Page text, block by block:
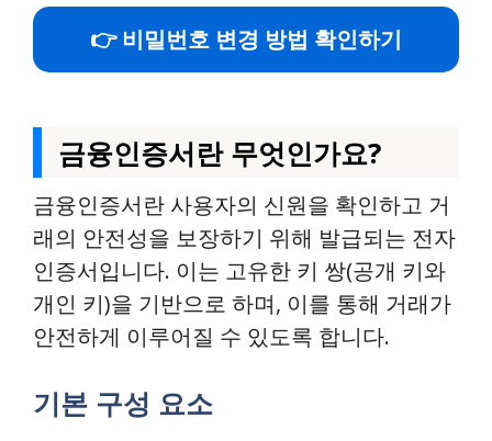
👉 비밀번호 변경 방법 확인하기
금융인증서란 무엇인가요?
금융인증서란 사용자의 신원을 확인하고 거
래의 안전성을 보장하기 위해 발급되는 전자
인증서입니다. 이는 고유한 키 쌍(공개 키와
개인 키)을 기반으로 하며, 이를 통해 거래가
안전하게 이루어질 수 있도록 합니다.
기본 구성 요소